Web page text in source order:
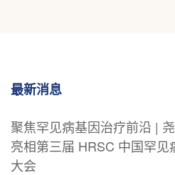
最新消息
聚焦罕见病基因治疗前沿 |
亮相第三届 HRSC 中国罕见
大会